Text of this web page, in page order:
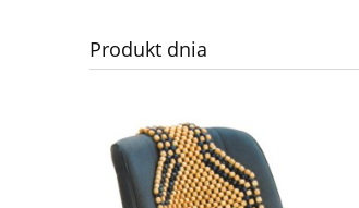
Produkt dnia